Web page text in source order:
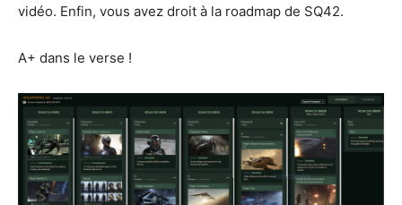
vidéo. Enfin, vous avez droit à la roadmap de SQ42.
A+ dans le verse !